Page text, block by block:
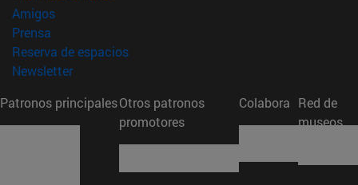
Amigos(abre en nueva ventana)
Prensa
Reserva de espacios(abre en nueva ventana)
Newsletter(abre en nueva ventana)
Patronos principalesOtros patronos
promotores
Colabora Red de
museos